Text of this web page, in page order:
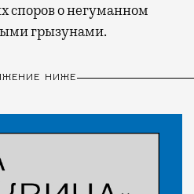
споров о негуманном
грызунами.
НИЖЕ